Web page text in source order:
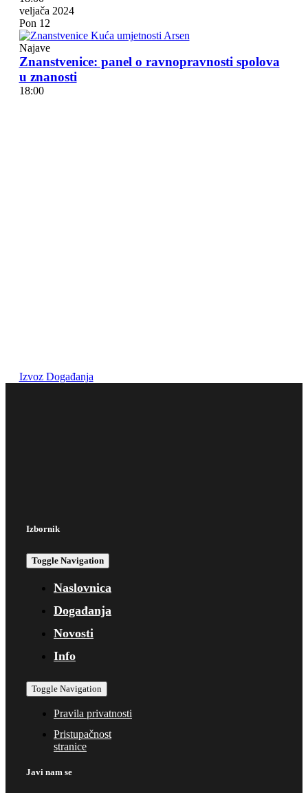
veljača 2024
Pon 12
Najave
Znanstvenice: panel o ravnopravnosti spolova
u znanosti
18:00
Izvoz Događanja
Izbornik
Toggle Navigation
Naslovnica
Događanja
Novosti
Info
Toggle Navigation
Pravila privatnosti
Pristupačnost
stranice
Javi nam se